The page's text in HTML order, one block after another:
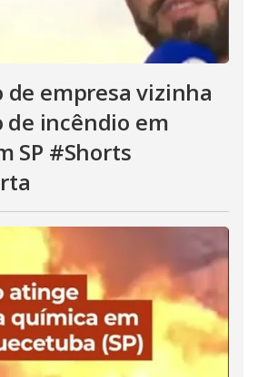
de empresa vizinha
incêndio em
SP #Shorts